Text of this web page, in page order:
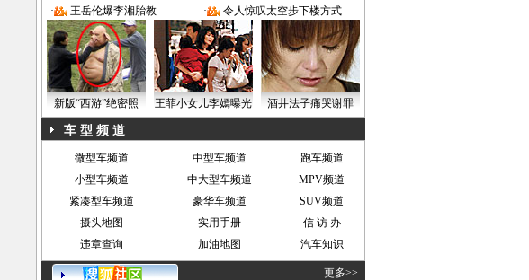
·
王岳伦爆李湘胎教 · 令人惊叹太空步下楼方式
新版“西游”绝密照 王菲小女儿李嫣曝光 酒井法子痛哭谢罪
车 型 频 道
微型车频道 中型车频道
跑车频道
小型车频道
中大型车频道
MPV频道
紧凑型车频道
豪华车频道
SUV频道
摄头地图
实用手册
信 访 办
违章查询
加油地图 汽车知识
更多>>